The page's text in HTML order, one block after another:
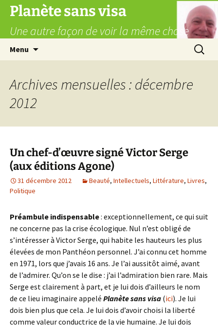
Aller
contenu
Planète sans visa
Une autre façon de voir la même chose
Menu
Archives mensuelles : décembre
2012
Un chef-d’œuvre signé Victor Serge
(aux éditions Agone)
31 décembre 2012 Beauté, Intellectuels, Littérature, Livres,
Politique
Préambule indispensable: exceptionnellement, ce qui suit
ne concerne pas la crise écologique. Nul n’est obligé de
s’intéresser à Victor Serge, qui habite les hauteurs les plus
élevées de mon Panthéon personnel. J’ai connu cet homme
en 1971, lors que j’avais 16 ans. Je l’ai aussitôt aimé, avant
de l’admirer. Qu’on se le dise : j’ai l’admiration bien rare. Mais
Serge est clairement à part, et je lui dois d’ailleurs le nom
de ce lieu imaginaire appelé Planète sans visa (ici). Je lui
dois bien plus que cela. Je lui dois d’avoir choisi la liberté
comme valeur conductrice de la vie humaine. Je lui dois